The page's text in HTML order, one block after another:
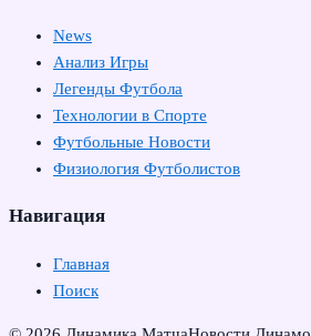
News
Анализ Игры
Легенды Футбола
Технологии в Спорте
Футбольные Новости
Физиология Футболистов
Навигация
Главная
Поиск